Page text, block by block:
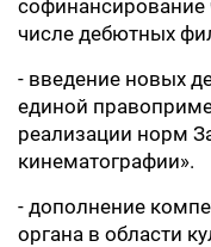
софинансирование
числе дебютных
- введение новых
единой
реализации норм
кинематографии».
- дополнение
органа в области